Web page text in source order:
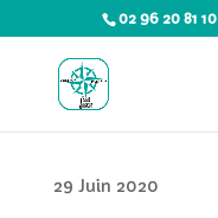
02 96 20 81 10
29 Juin 2020